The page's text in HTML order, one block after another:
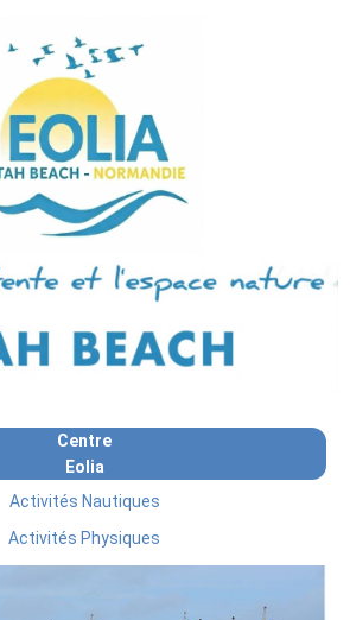
Centre
Eolia
Activités Nautiques
Activités Physiques